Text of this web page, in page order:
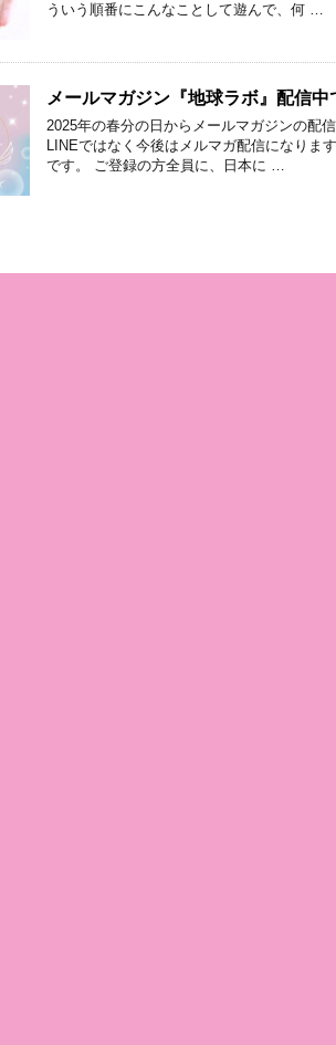
ういう順番にこんなことして遊んで、何 …
メールマガジン『地球ラボ』配信中
2025年の春分の日からメールマガジンの配
LINEではなく今後はメルマガ配信になりま
です。 ご登録の方全員に、日本に …